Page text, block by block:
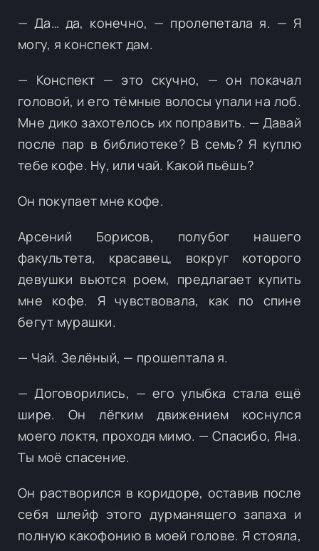
— Да… да, конечно, — пролепетала я. — Я
могу, я конспект дам.
— Конспект — это скучно, — он покачал
головой, и его тёмные волосы упали на лоб.
Мне дико захотелось их поправить. — Давай
после пар в библиотеке? В семь? Я куплю
тебе кофе. Ну, или чай. Какой пьёшь?
Он покупает мне кофе.
Арсений Борисов, полубог нашего
факультета, красавец, вокруг которого
девушки вьются роем, предлагает купить
мне кофе. Я чувствовала, как по спине
бегут мурашки.
— Чай. Зелёный, — прошептала я.
— Договорились, — его улыбка стала ещё
шире. Он лёгким движением коснулся
моего локтя, проходя мимо. — Спасибо, Яна.
Ты моё спасение.
Он растворился в коридоре, оставив после
себя шлейф этого дурманящего запаха и
полную какофонию в моей голове. Я стояла,